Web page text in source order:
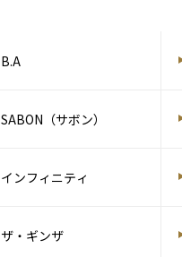
B.A
SABON（サボン）
インフィニティ
ザ・ギンザ